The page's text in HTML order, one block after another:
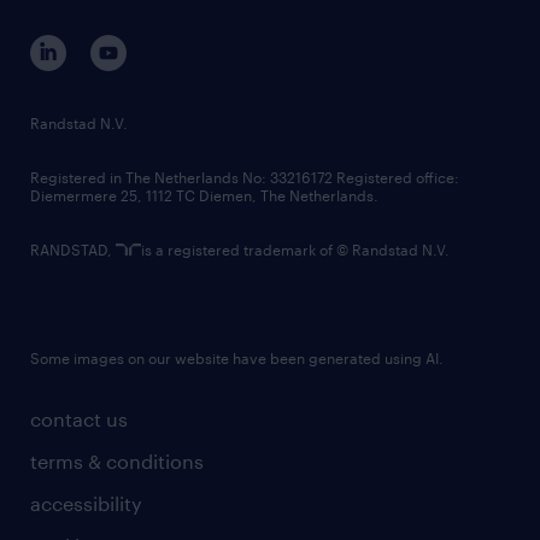
corporate governance
randstad innovation fund
country websites
contact us
terms & conditions
accessibility
Randstad N.V.
Registered in The Netherlands No: 33216172 Registered office:
Diemermere 25, 1112 TC Diemen, The Netherlands.
RANDSTAD, is a registered trademark of © Randstad N.V.
Some images on our website have been generated using AI.